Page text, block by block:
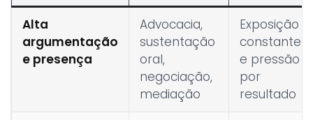
Alta
argumentação
e presença
Advocacia,
sustentação
oral,
negociação,
mediação
Exposição
constante
e pressão
por
resultado